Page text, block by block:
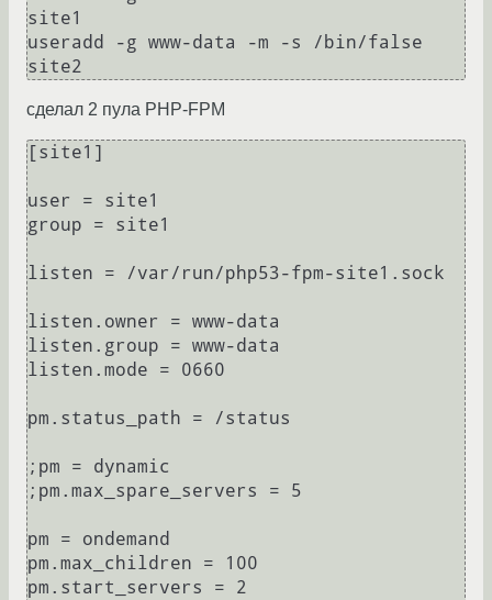
site1
useradd -g www-data -m -s /bin/false
сделал 2 пула PHP-FPM
[site1]
user = site1
group = site1
listen = /var/run/php53-fpm-site1.sock
listen.owner = www-data
listen.group = www-data
listen.mode = 0660
pm.status_path = /status
;pm = dynamic
;pm.max_spare_servers = 5
pm = ondemand
pm.max_children = 100
pm.start_servers = 2